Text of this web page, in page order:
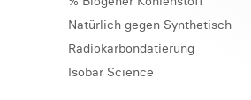
Natürlich gegen Synthetisch
Radiokarbondatierung
Isobar Science